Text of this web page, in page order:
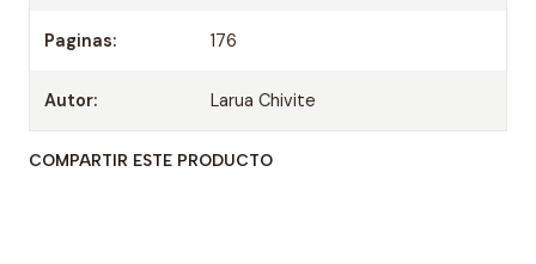
Paginas: 176
Autor: Larua Chivite
COMPARTIR ESTE PRODUCTO